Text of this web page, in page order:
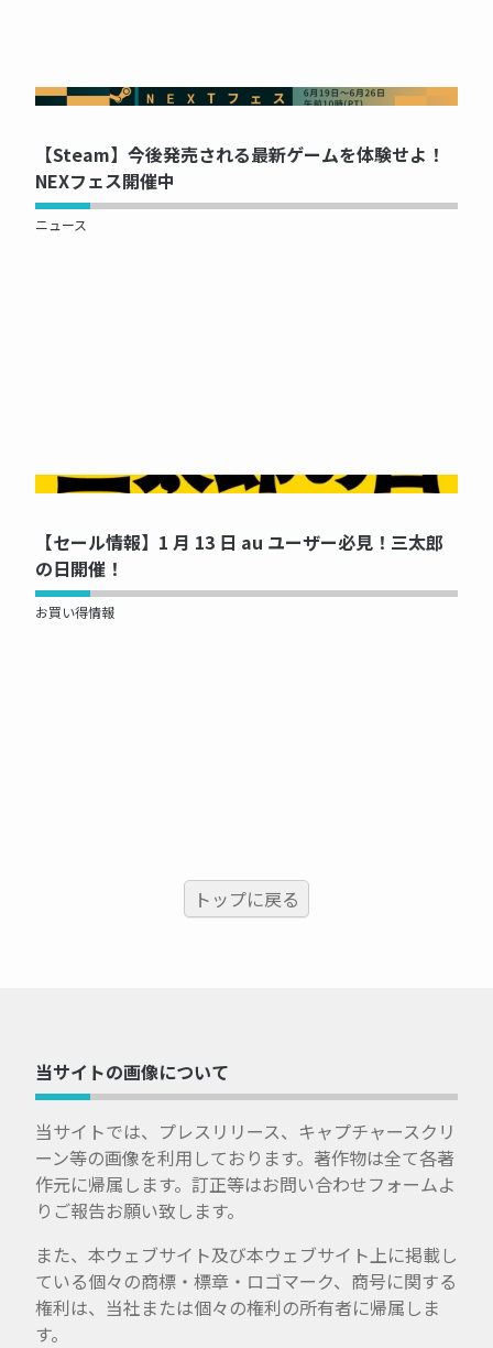
NOW PRINTING...
【Steam】今後発売される最新ゲームを体験せよ！
NEXフェス開催中
ニュース
NOW PRINTING...
【セール情報】1 月 13 日 au ユーザー必見！三太郎
の日開催！
お買い得情報
トップに戻る
当サイトの画像について
当サイトでは、プレスリリース、キャプチャースクリ
ーン等の画像を利用しております。著作物は全て各著
作元に帰属します。訂正等はお問い合わせフォームよ
りご報告お願い致します。
また、本ウェブサイト及び本ウェブサイト上に掲載し
ている個々の商標・標章・ロゴマーク、商号に関する
権利は、当社または個々の権利の所有者に帰属しま
す。